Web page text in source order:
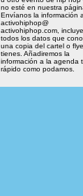
no esté en nuestra
Envíanos la información a
activohiphop@
activohiphop.com,
todos los datos que
una copia del cartel o
tienes. Añadiremos la
información a la agenda
rápido como podamos.